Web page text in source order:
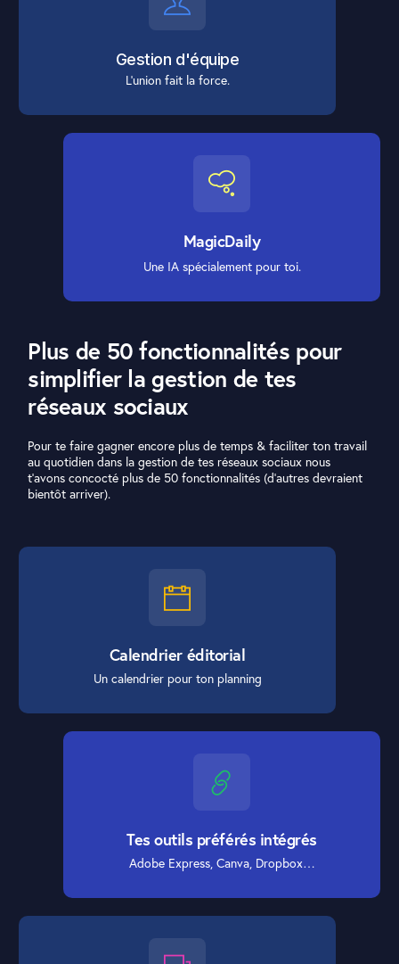
Gestion d'équipe
L’union fait la force.
MagicDaily
Une IA spécialement pour toi.
Plus de 50 fonctionnalités pour
simplifier la gestion de tes
réseaux sociaux
Pour te faire gagner encore plusde temps & faciliter ton travail
au quotidien dans la gestion de tes réseaux sociaux nous
t’avons concocté plus de 50 fonctionnalités (d’autres devraient
bientôt arriver).
Calendrier éditorial
Un calendrier pour ton planning
Tes outils préférés intégrés
Adobe Express, Canva, Dropbox…